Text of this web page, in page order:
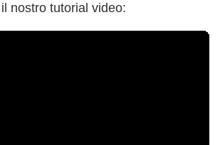
nostro tutorial video: